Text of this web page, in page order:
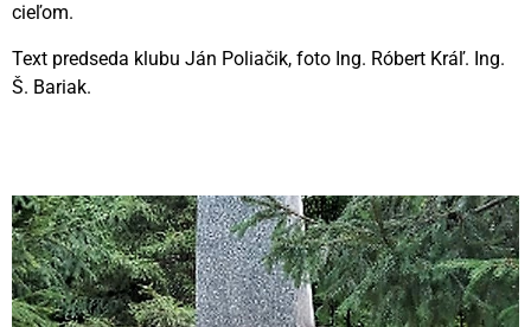
cieľom.
Text predseda klubu Ján Poliačik, foto Ing. Róbert Kráľ. Ing.
Š. Bariak.